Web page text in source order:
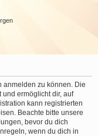
anmelden zu können. Die
ermöglicht dir, auf
kann registrierten
Beachte bitte unsere
bevor du dich
wenn du dich in